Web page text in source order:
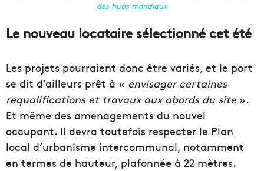
des hubs mondiaux
Le nouveau locataire sélectionné cet été
Les projets pourraient donc être variés, et le port
se dit d’ailleurs prêt à « envisager certaines
requalifications et travaux aux abords du site».
Et même des aménagements du nouvel
occupant. Il devra toutefois respecter le Plan
local d’urbanisme intercommunal, notamment
en termes de hauteur, plafonnée à 22 mètres.